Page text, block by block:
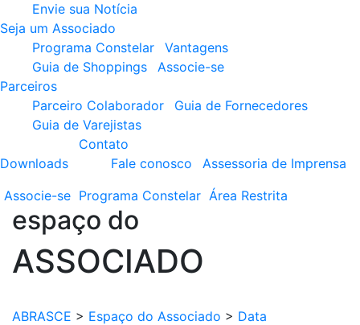
Envie sua Notícia
Seja um Associado
Programa Constelar
Vantagens
Guia de Shoppings
Associe-se
Parceiros
Parceiro Colaborador
Guia de Fornecedores
Guia de Varejistas
Downloads
Contato
Fale conosco
Assessoria de Imprensa
Associe-se Programa Constelar Área Restrita
espaço do
ASSOCIADO
ABRASCE > Espaço do Associado > Data